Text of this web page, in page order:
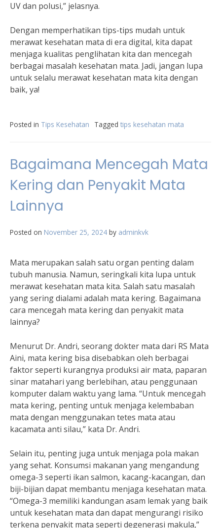
UV dan polusi,” jelasnya.
Dengan memperhatikan tips-tips mudah untuk
merawat kesehatan mata di era digital, kita dapat
menjaga kualitas penglihatan kita dan mencegah
berbagai masalah kesehatan mata. Jadi, jangan lupa
untuk selalu merawat kesehatan mata kita dengan
baik, ya!
Posted in Tips Kesehatan Tagged tips kesehatan mata
Bagaimana Mencegah Mata
Kering dan Penyakit Mata
Lainnya
Posted on November 25, 2024 by adminkvk
Mata merupakan salah satu organ penting dalam
tubuh manusia. Namun, seringkali kita lupa untuk
merawat kesehatan mata kita. Salah satu masalah
yang sering dialami adalah mata kering. Bagaimana
cara mencegah mata kering dan penyakit mata
lainnya?
Menurut Dr. Andri, seorang dokter mata dari RS Mata
Aini, mata kering bisa disebabkan oleh berbagai
faktor seperti kurangnya produksi air mata, paparan
sinar matahari yang berlebihan, atau penggunaan
komputer dalam waktu yang lama. “Untuk mencegah
mata kering, penting untuk menjaga kelembaban
mata dengan menggunakan tetes mata atau
kacamata anti silau,” kata Dr. Andri.
Selain itu, penting juga untuk menjaga pola makan
yang sehat. Konsumsi makanan yang mengandung
omega-3 seperti ikan salmon, kacang-kacangan, dan
biji-bijian dapat membantu menjaga kesehatan mata.
“Omega-3 memiliki kandungan asam lemak yang baik
untuk kesehatan mata dan dapat mengurangi risiko
terkena penyakit mata seperti degenerasi makula,”